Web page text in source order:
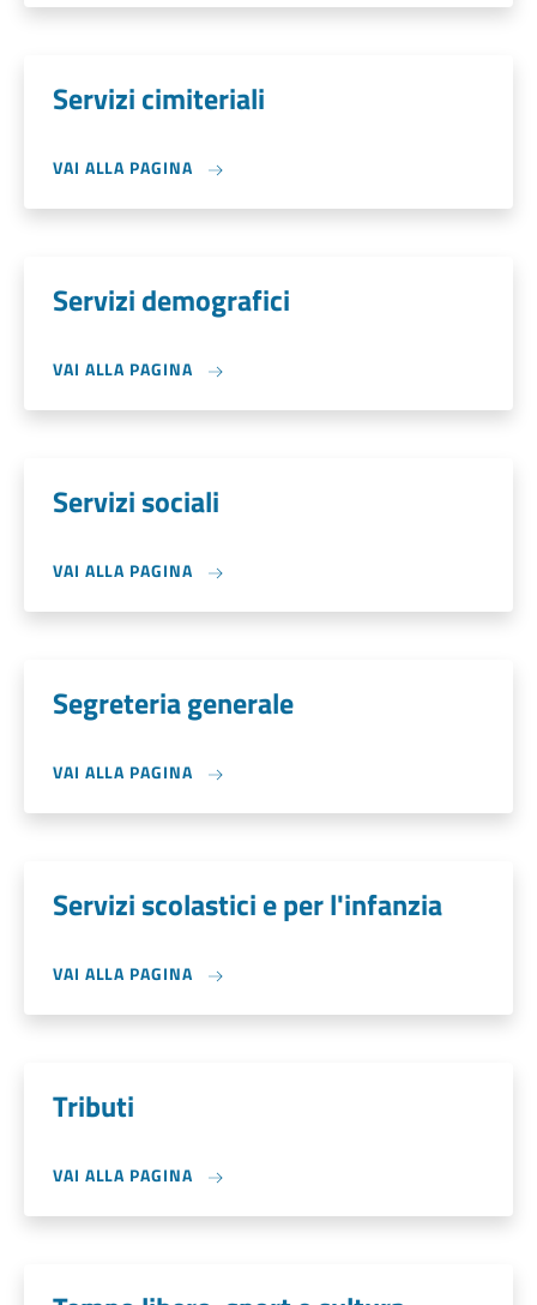
Servizi cimiteriali
VAI ALLA PAGINA
Servizi demografici
VAI ALLA PAGINA
Servizi sociali
VAI ALLA PAGINA
Segreteria generale
VAI ALLA PAGINA
Servizi scolastici e per l'infanzia
VAI ALLA PAGINA
Tributi
VAI ALLA PAGINA